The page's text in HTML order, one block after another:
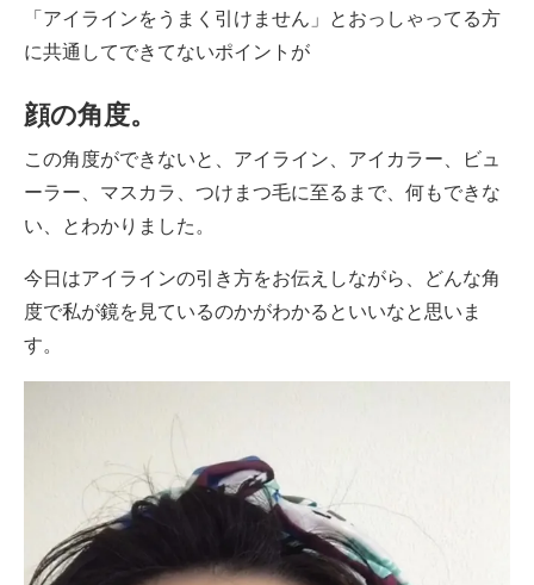
「アイラインをうまく引けません」とおっしゃってる方
に共通してできてないポイントが
顔の角度。
この角度ができないと、アイライン、アイカラー、ビュ
ーラー、マスカラ、つけまつ毛に至るまで、何もできな
い、とわかりました。
今日はアイラインの引き方をお伝えしながら、どんな角
度で私が鏡を見ているのかがわかるといいなと思いま
す。